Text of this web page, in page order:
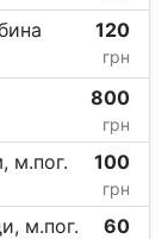
120
грн
800
грн
м.пог. 100
грн
м.пог. 60